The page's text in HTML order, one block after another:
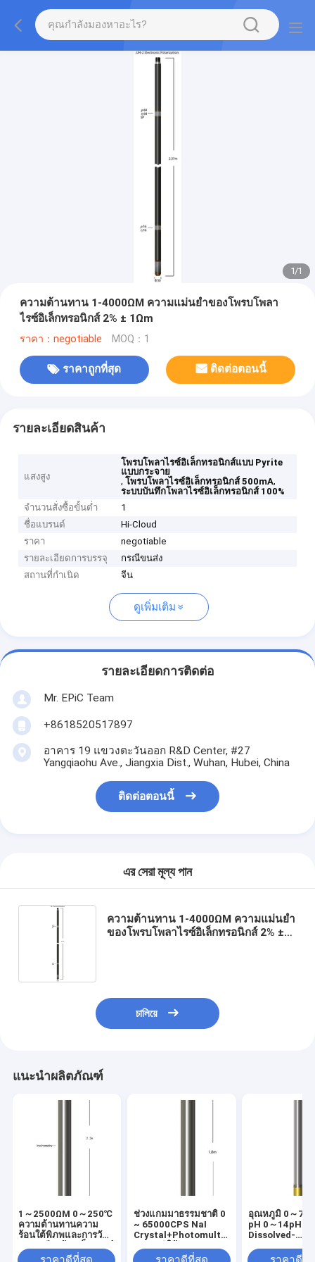
1/1
ความต้านทาน 1-4000ΩM ความแม่นยำของโพรบโพลา
ไรซ์อิเล็กทรอนิกส์ 2% ± 1Ωm
ราคา：negotiable MOQ：1
ราคาถูกที่สุด ติดต่อตอนนี้
รายละเอียดสินค้า
แสงสูง
โพรบโพลาไรซ์อิเล็กทรอนิกส์แบบ Pyrite
แบบกระจาย
,โพรบโพลาไรซ์อิเล็กทรอนิกส์ 500mA,
ระบบบันทึกโพลาไรซ์อิเล็กทรอนิกส์ 100%
จำนวนสั่งซื้อขั้นต่ำ
1
ชื่อแบรนด์
Hi-Cloud
ราคา
negotiable
รายละเอียดการบรรจุ
กรณีขนส่ง
สถานที่กำเนิด
จีน
ดูเพิ่มเติม
รายละเอียดการติดต่อ
Mr. EPiC Team
+8618520517897
อาคาร 19 แขวงตะวันออก R&D Center, #27
Yangqiaohu Ave., Jiangxia Dist., Wuhan, Hubei, China
ติดต่อตอนนี้
এর সেরা মূল্য পান
ความต้านทาน 1-4000ΩM ความแม่นยำ
ของโพรบโพลาไรซ์อิเล็กทรอนิกส์ 2% ±
চালিয়ে
แนะนำผลิตภัณฑ์
1～2500ΩM 0～250℃
ความต้านทานความ
ร้อนใต้พิภพและการวัด
ความต้านทานแพลตติ
ช่วงแกมมาธรรมชาติ 0
~ 65000CPS NaI
Crystal+Photomultiplier
พิภพ&แกมมา
อุณหภูมิ 0～
pH 0～14pH
Dissolved-
Water Quality